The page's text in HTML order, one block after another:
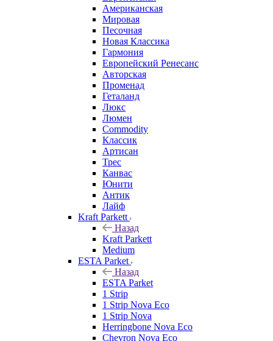
Американская
Мировая
Песочная
Новая Классика
Гармония
Европейский Ренесанс
Авторская
Променад
Геталанд
Люкс
Люмен
Commodity
Классик
Артисан
Трес
Канвас
Юнити
Антик
Лайф
Kraft Parkett
Назад
Kraft Parkett
Medium
ESTA Parket
Назад
ESTA Parket
1 Strip
1 Strip Nova Eco
1 Strip Nova
Herringbone Nova Eco
Chevron Nova Eco